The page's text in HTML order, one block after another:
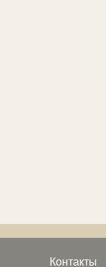
Контакты